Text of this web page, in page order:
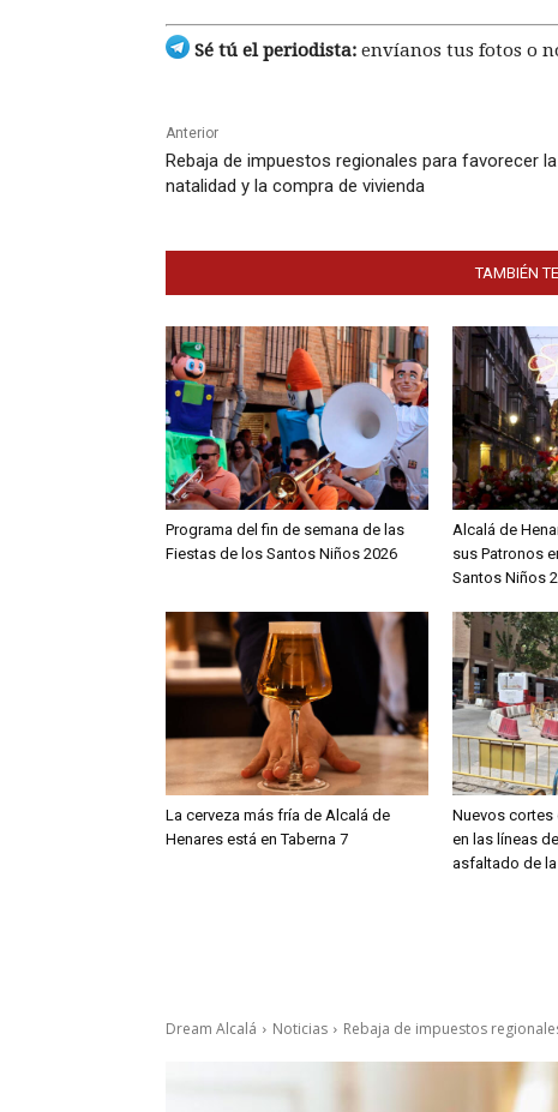
Sé tú el periodista: envíanos tus fotos o
Anterior
Rebaja de impuestos regionales para favorecer la
natalidad y la compra de vivienda
TAMBIÉN
Programa del fin de semana de las
Fiestas de los Santos Niños 2026
Alcalá de
sus Patronos
Santos Niños
La cerveza más fría de Alcalá de
Henares está en Taberna 7
Nuevos
en las líneas
asfaltado de la